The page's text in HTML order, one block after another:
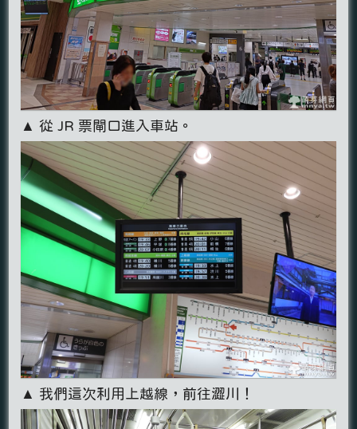
▲ 從 JR 票閘口進入車站。
▲ 我們這次利用上越線，前往澀川！